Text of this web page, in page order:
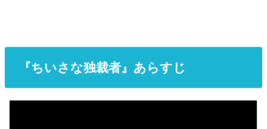
『ちいさな独裁者』あらすじ